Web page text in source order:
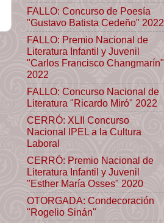
FALLO: Concurso de Poesía
"Gustavo Batista Cedeño" 2022
FALLO: Premio Nacional de
Literatura Infantil y Juvenil
"Carlos Francisco Changmarín"
2022
FALLO: Concurso Nacional de
Literatura "Ricardo Miró" 2022
CERRÓ: XLII Concurso
Nacional IPEL a la Cultura
Laboral
CERRÓ: Premio Nacional de
Literatura Infantil y Juvenil
"Esther María Osses" 2020
OTORGADA: Condecoración
"Rogelio Sinán"